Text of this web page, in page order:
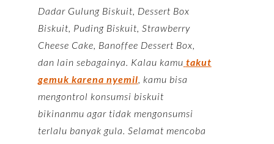
Dadar Gulung Biskuit, Dessert Box
Biskuit, Puding Biskuit, Strawberry
Cheese Cake, Banoffee Dessert Box,
dan lain sebagainya. Kalau kamu takut
gemuk karena nyemil, kamu bisa
mengontrol konsumsi biskuit
bikinanmu agar tidak mengonsumsi
terlalu banyak gula. Selamat mencoba